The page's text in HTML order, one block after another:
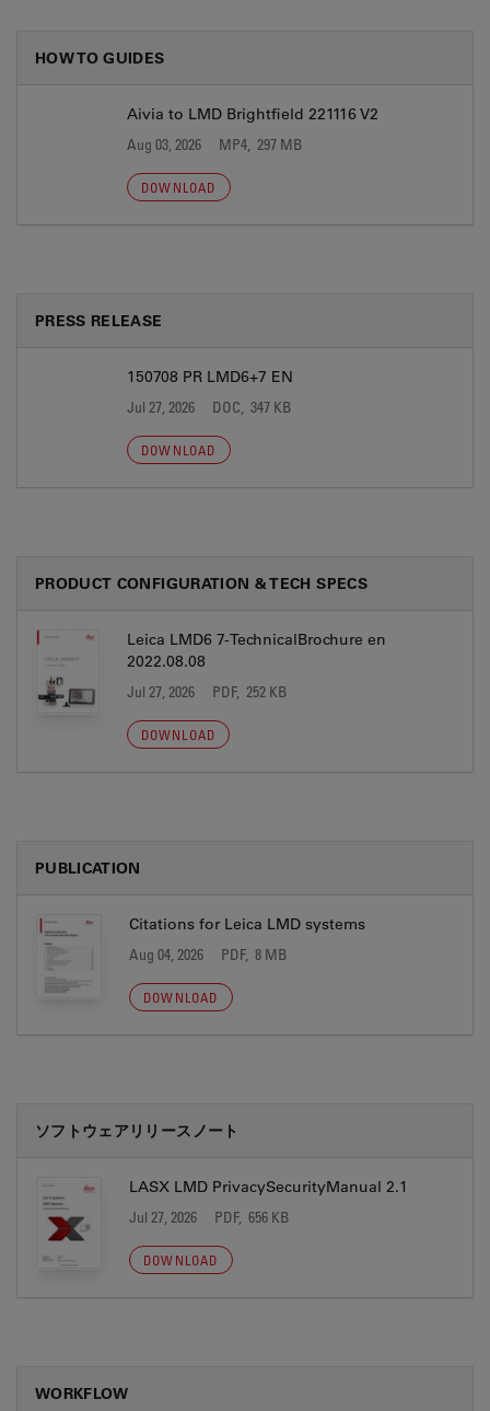
HOW TO GUIDES
Aivia to LMD Brightfield 221116 V2
Aug 03, 2026 MP4, 297 MB
DOWNLOAD
PRESS RELEASE
150708 PR LMD6+7 EN
Jul 27, 2026 DOC, 347 KB
DOWNLOAD
PRODUCT CONFIGURATION & TECH SPECS
Leica LMD6 7-TechnicalBrochure en
2022.08.08
Jul 27, 2026 PDF, 252 KB
DOWNLOAD
PUBLICATION
Citations for Leica LMD systems
Aug 04, 2026 PDF, 8 MB
DOWNLOAD
ソフトウェアリリースノート
LASX LMD PrivacySecurityManual 2.1
Jul 27, 2026 PDF, 656 KB
DOWNLOAD
WORKFLOW